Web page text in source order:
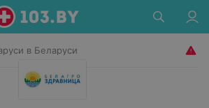
в Беларуси